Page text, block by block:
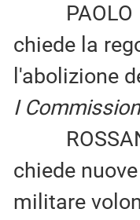
PAOLO
chiede la
l'abolizione
I
chiede
militare